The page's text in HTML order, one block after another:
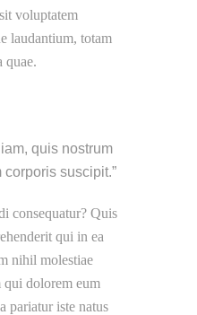
voluptatem
laudantium, totam
quae.
quis nostrum
corporis suscipit.
consequatur? Quis
qui in ea
nihil molestiae
dolorem eum
pariatur iste natus